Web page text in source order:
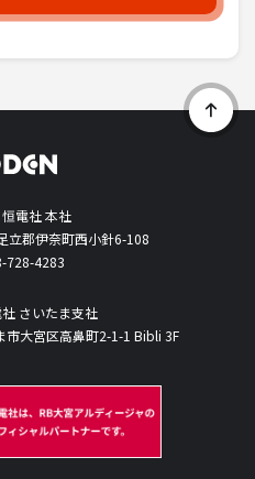
電社 本社
立郡伊奈町西小針6-108
728-4283
さいたま支社
市大宮区高鼻町2-1-1 Bibli 3F